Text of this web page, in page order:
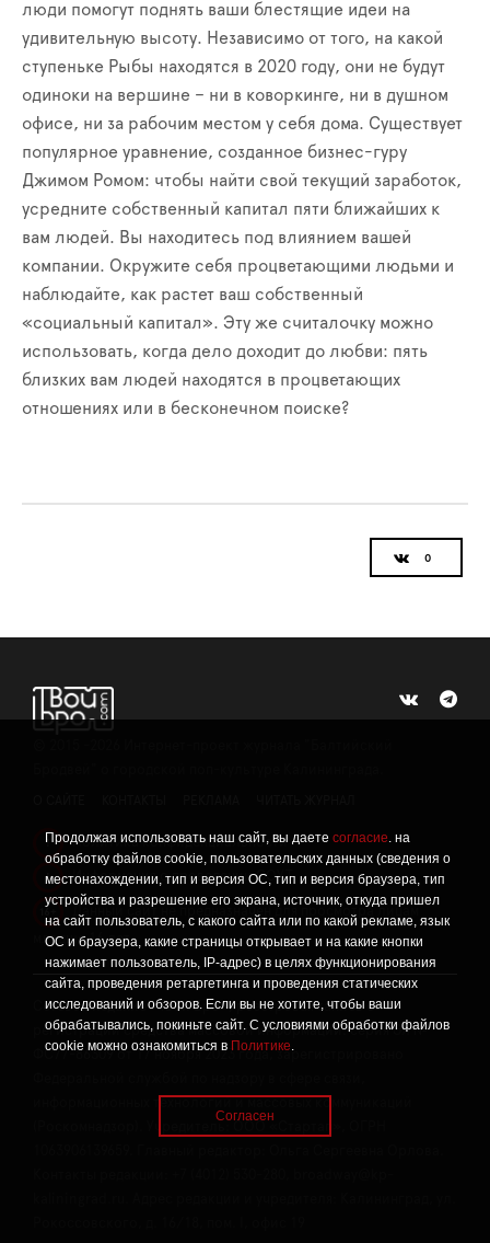
Продолжая использовать наш сайт, вы даете согласие. на
обработку файлов cookie, пользовательских данных (сведения о
местонахождении, тип и версия ОС, тип и версия браузера, тип
устройства и разрешение его экрана, источник, откуда пришел
на сайт пользователь, с какого сайта или по какой рекламе, язык
ОС и браузера, какие страницы открывает и на какие кнопки
нажимает пользователь, IP-адрес) в целях функционирования
сайта, проведения ретаргетинга и проведения статических
исследований и обзоров. Если вы не хотите, чтобы ваши
обрабатывались, покиньте сайт. С условиями обработки файлов
cookie можно ознакомиться в Политике.
Согласен
люди помогут поднять ваши блестящие идеи на
удивительную высоту. Независимо от того, на какой
ступеньке Рыбы находятся в 2020 году, они не будут
одиноки на вершине – ни в коворкинге, ни в душном
офисе, ни за рабочим местом у себя дома. Существует
популярное уравнение, созданное бизнес-гуру
Джимом Ромом: чтобы найти свой текущий заработок,
усредните собственный капитал пяти ближайших к
вам людей. Вы находитесь под влиянием вашей
компании. Окружите себя процветающими людьми и
наблюдайте, как растет ваш собственный
«социальный капитал». Эту же считалочку можно
использовать, когда дело доходит до любви: пять
близких вам людей находятся в процветающих
отношениях или в бесконечном поиске?
! Политика конфиденциальности
! Информация о проведении СОУТ
Данный сайт не предназначен для просмотра лицам
младше 16 лет.
Сетевое издание «Твой Бро», реестровая запись о
регистрации средства массовой информации: серия Эл №
ФС77-86309 от 17 ноября 2023 года, зарегистрировано